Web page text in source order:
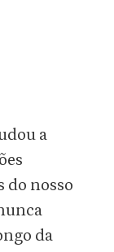
a
do nosso
da